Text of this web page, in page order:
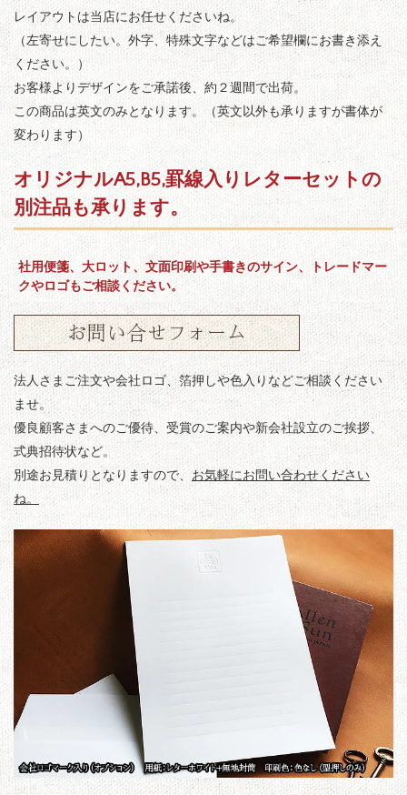
レイアウトは当店にお任せくださいね。
（左寄せにしたい。外字、特殊文字などはご希望欄にお書き添え
ください。）
お客様よりデザインをご承諾後、約２週間で出荷。
この商品は英文のみとなります。（英文以外も承りますが書体が
変わります）
オリジナルA5,B5,罫線入りレターセットの
別注品も承ります。
社用便箋、大ロット、文面印刷や手書きのサイン、トレードマー
クやロゴもご相談ください。
法人さまご注文や会社ロゴ、箔押しや色入りなどご相談ください
ませ。
優良顧客さまへのご優待、受賞のご案内や新会社設立のご挨拶、
式典招待状など。
別途お見積りとなりますので、 お気軽にお問い合わせください
ね。